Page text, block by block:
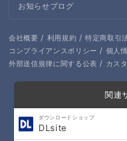
お知らせブログ
会社概要 / 利用規約 / 特定商取引
コンプライアンスポリシー / 個人
外部送信規律に関する公表 / カス
関連
ダウンロードショップ
DLsite